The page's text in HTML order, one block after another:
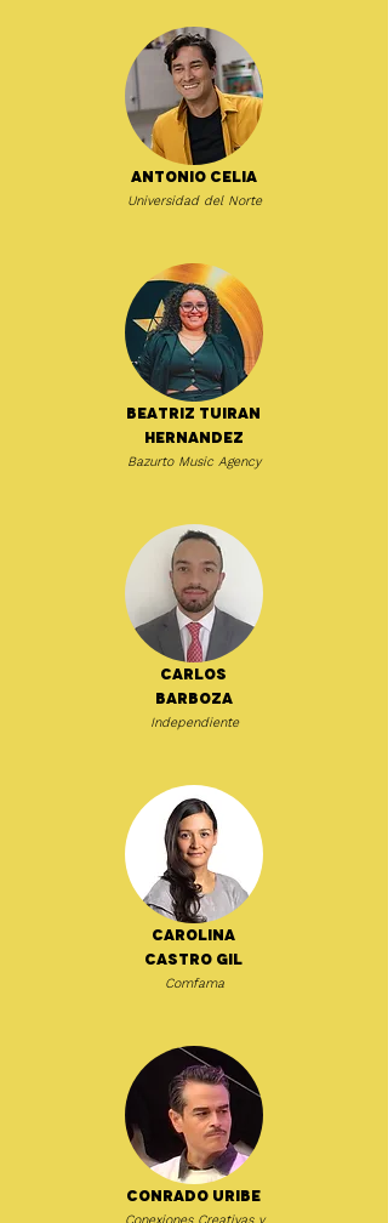
Antonio Celia
Universidad del Norte
Beatriz Tuiran
Hernandez
Bazurto Music Agency
Carlos
Barboza
Independiente
Carolina
Castro Gil
Comfama
Conrado Uribe